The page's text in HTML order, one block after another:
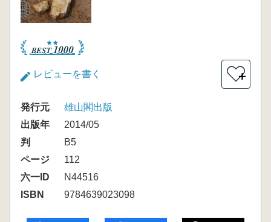
レビューを書く ＋
発行元
雄山閣出版
出版年
2014/05
判
B5
ページ
112
六一ID
N44516
ISBN
9784639023098